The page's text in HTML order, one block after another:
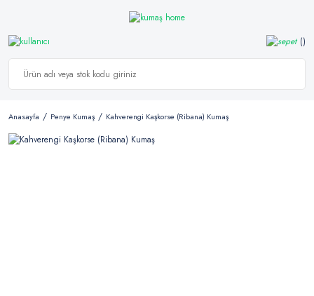
Anasayfa Penye Kumaş Kahverengi Kaşkorse (Ribana) Kumaş